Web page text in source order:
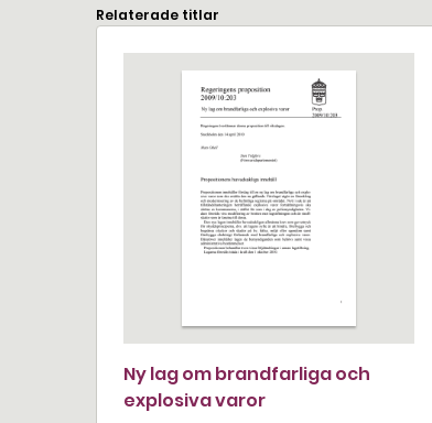
Relaterade titlar
Ny lag om brandfarliga och
explosiva varor